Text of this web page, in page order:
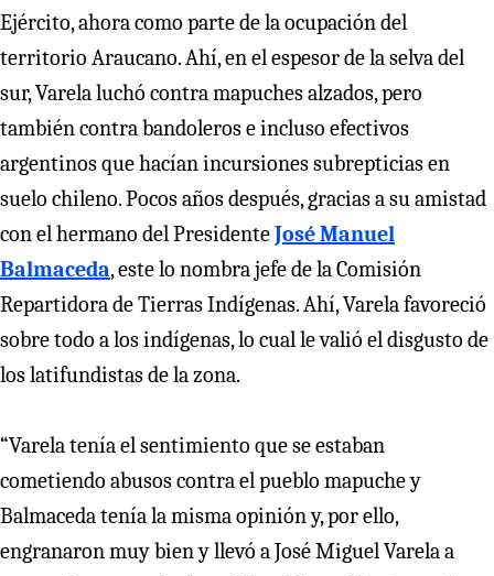
Ejército, ahora como parte de la ocupación del
territorio Araucano. Ahí, en el espesor de la selva del
sur, Varela luchó contra mapuches alzados, pero
también contra bandoleros e incluso efectivos
argentinos que hacían incursiones subrepticias en
suelo chileno. Pocos años después, gracias a su amistad
con el hermano del PresidenteJosé Manuel
Balmaceda, este lo nombra jefe de la Comisión
Repartidora de Tierras Indígenas. Ahí, Varela favoreció
sobre todo a los indígenas, lo cual le valió el disgusto de
los latifundistas de la zona.
“Varela tenía el sentimiento que se estaban
cometiendo abusos contra el pueblo mapuche y
Balmaceda tenía la misma opinión y, por ello,
engranaron muy bien y llevó a José Miguel Varela a